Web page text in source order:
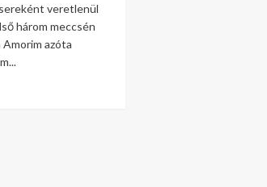
veretlenül
három meccsén
Amorim azóta